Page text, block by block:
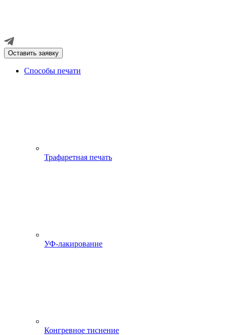
Оставить заявку
Способы печати
Трафаретная печать
УФ-лакирование
Конгревное тиснение